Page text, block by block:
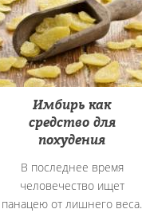
Имбирь как
средство для
похудения
В последнее время
человечество ищет
панацею от лишнего веса.